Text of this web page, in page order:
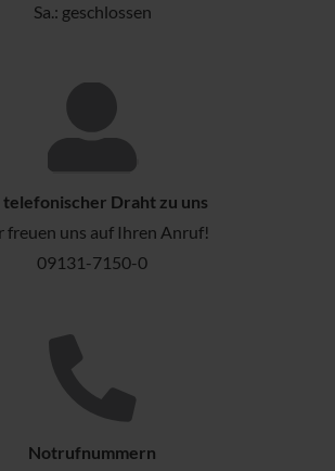
Sa.: geschlossen
Draht zu uns
freuen uns auf Ihren Anruf!
09131-7150-0
Notrufnummern